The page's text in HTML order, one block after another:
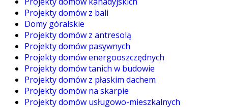
Projekty domów z bali
Domy góralskie
Projekty domów z antresolą
Projekty domów pasywnych
Projekty domów energooszczędnych
Projekty domów tanich w budowie
Projekty domów z płaskim dachem
Projekty domów na skarpie
Projekty domów usługowo-mieszkalnych